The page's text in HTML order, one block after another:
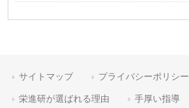
サイトマップ プライバシーポリシー
栄進研が選ばれる理由 手厚い指導